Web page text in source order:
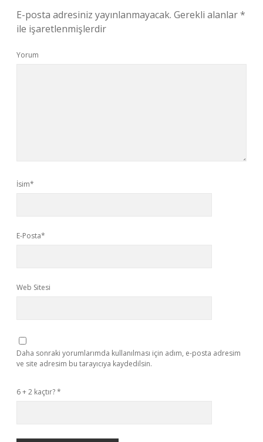
E-posta adresiniz yayınlanmayacak. Gerekli alanlar*
ile işaretlenmişlerdir
Yorum
İsim*
E-Posta*
Web Sitesi
Daha sonraki yorumlarımda kullanılması için adım, e-posta adresim
ve site adresim bu tarayıcıya kaydedilsin.
6 + 2 kaçtır?*